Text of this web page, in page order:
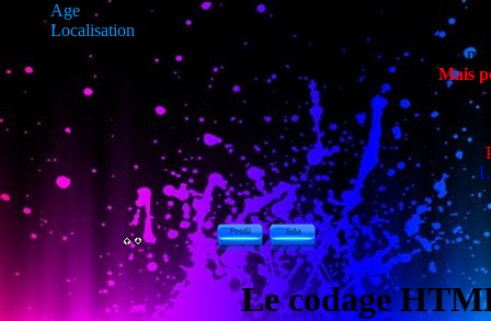
Age:
16
Localisation
Toi tu me
Mais
Le codage